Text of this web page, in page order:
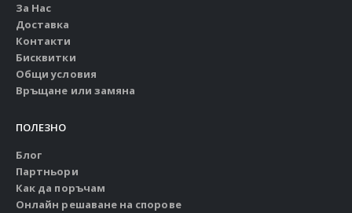
За Нас
Доставка
Контакти
Бисквитки
Общи условия
Връщане или замяна
ПОЛЕЗНО
Блог
Партньори
Как да поръчам
Онлайн решаване на спорове